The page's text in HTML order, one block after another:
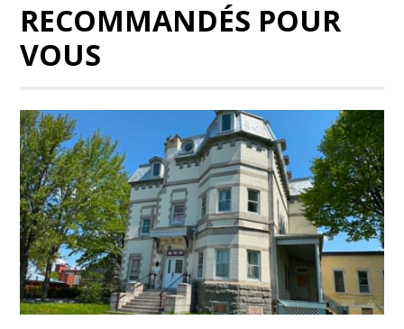
RECOMMANDÉS POUR
VOUS